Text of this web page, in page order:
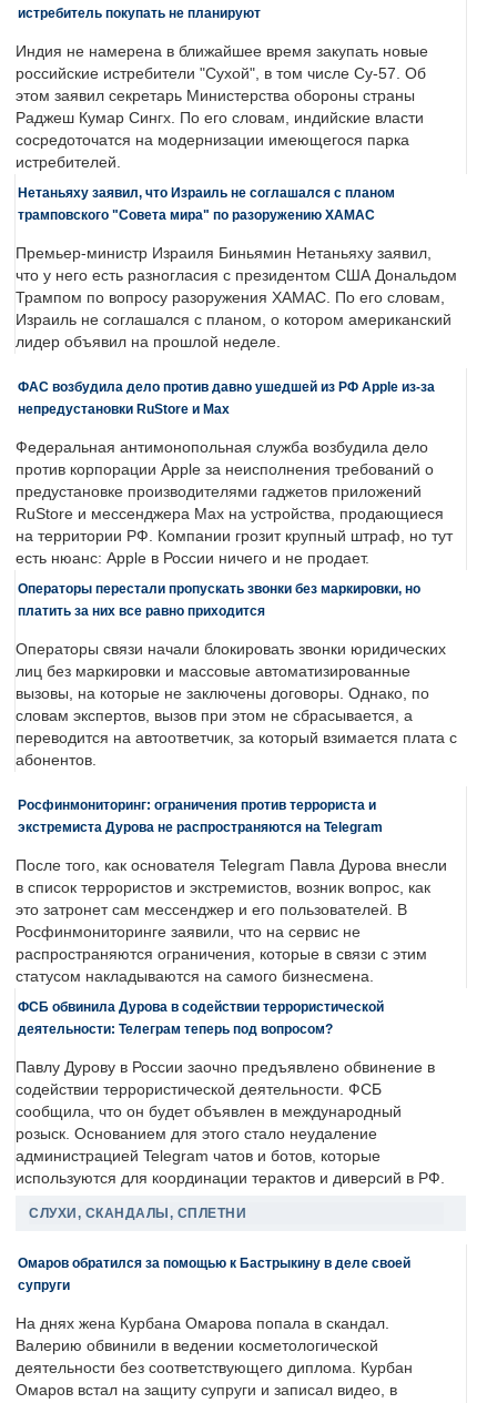
истребитель покупать не планируют
Индия не намерена в ближайшее время закупать новые
российские истребители "Сухой", в том числе Су-57. Об
этом заявил секретарь Министерства обороны страны
Раджеш Кумар Сингх. По его словам, индийские власти
сосредоточатся на модернизации имеющегося парка
истребителей.
Нетаньяху заявил, что Израиль не соглашался с планом
трамповского "Совета мира" по разоружению ХАМАС
Премьер-министр Израиля Биньямин Нетаньяху заявил,
что у него есть разногласия с президентом США Дональдом
Трампом по вопросу разоружения ХАМАС. По его словам,
Израиль не соглашался с планом, о котором американский
лидер объявил на прошлой неделе.
ФАС возбудила дело против давно ушедшей из РФ Apple из-за
непредустановки RuStore и Max
Федеральная антимонопольная служба возбудила дело
против корпорации Apple за неисполнения требований о
предустановке производителями гаджетов приложений
RuStore и мессенджера Max на устройства, продающиеся
на территории РФ. Компании грозит крупный штраф, но тут
есть нюанс: Apple в России ничего и не продает.
Операторы перестали пропускать звонки без маркировки, но
платить за них все равно приходится
Операторы связи начали блокировать звонки юридических
лиц без маркировки и массовые автоматизированные
вызовы, на которые не заключены договоры. Однако, по
словам экспертов, вызов при этом не сбрасывается, а
переводится на автоответчик, за который взимается плата с
абонентов.
Росфинмониторинг: ограничения против террориста и
экстремиста Дурова не распространяются на Telegram
После того, как основателя Telegram Павла Дурова внесли
в список террористов и экстремистов, возник вопрос, как
это затронет сам мессенджер и его пользователей. В
Росфинмониторинге заявили, что на сервис не
распространяются ограничения, которые в связи с этим
статусом накладываются на самого бизнесмена.
ФСБ обвинила Дурова в содействии террористической
деятельности: Телеграм теперь под вопросом?
Павлу Дурову в России заочно предъявлено обвинение в
содействии террористической деятельности. ФСБ
сообщила, что он будет объявлен в международный
розыск. Основанием для этого стало неудаление
администрацией Telegram чатов и ботов, которые
используются для координации терактов и диверсий в РФ.
СЛУХИ, СКАНДАЛЫ, СПЛЕТНИ
Омаров обратился за помощью к Бастрыкину в деле своей
супруги
На днях жена Курбана Омарова попала в скандал.
Валерию обвинили в ведении косметологической
деятельности без соответствующего диплома. Курбан
Омаров встал на защиту супруги и записал видео, в